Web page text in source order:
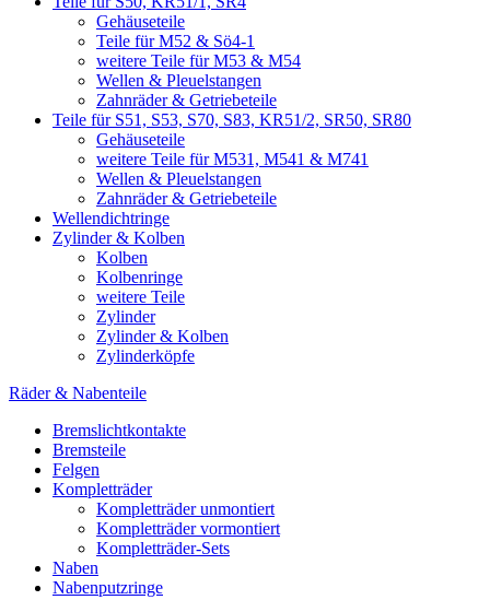
Gehäuseteile
Teile für M52 & Sö4-1
weitere Teile für M53 & M54
Wellen & Pleuelstangen
Zahnräder & Getriebeteile
Teile für S51, S53, S70, S83, KR51/2, SR50, SR80
Gehäuseteile
weitere Teile für M531, M541 & M741
Wellen & Pleuelstangen
Zahnräder & Getriebeteile
Wellendichtringe
Zylinder & Kolben
Kolben
Kolbenringe
weitere Teile
Zylinder
Zylinder & Kolben
Zylinderköpfe
Räder & Nabenteile
Bremslichtkontakte
Bremsteile
Felgen
Kompletträder
Kompletträder unmontiert
Kompletträder vormontiert
Kompletträder-Sets
Naben
Nabenputzringe